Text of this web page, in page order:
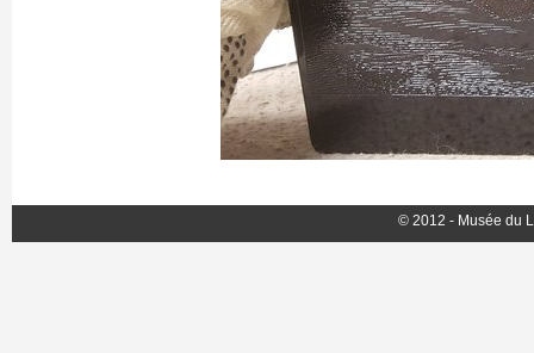
© 2012 - Musée du